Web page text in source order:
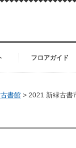
フロアガイド
書館 > 2021 新緑古書